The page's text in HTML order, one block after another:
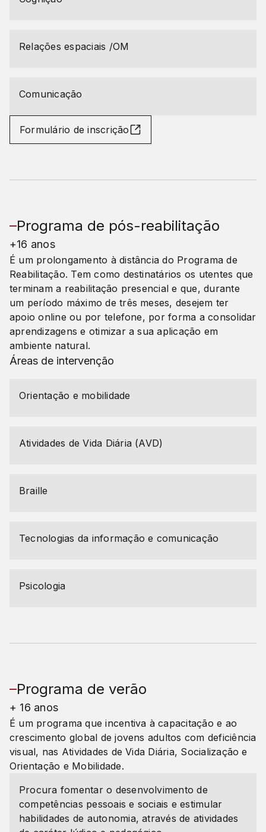
Relações espaciais /OM
Comunicação
Formulário de inscrição
Programa de pós-reabilitação
+16 anos
É um prolongamento à distância do Programa de
Reabilitação. Tem como destinatários os utentes que
terminam a reabilitação presencial e que, durante
um período máximo de três meses, desejem ter
apoio online ou por telefone, por forma a consolidar
aprendizagens e otimizar a sua aplicação em
ambiente natural.
Áreas de intervenção
Orientação e mobilidade
Atividades de Vida Diária (AVD)
Braille
Tecnologias da informação e comunicação
Psicologia
Programa de verão
+ 16 anos
É um programa que incentiva à capacitação e ao
crescimento global de jovens adultos com deficiência
visual, nas Atividades de Vida Diária, Socialização e
Orientação e Mobilidade.
Procura fomentar o desenvolvimento de
competências pessoais e sociais e estimular
habilidades de autonomia, através de atividades